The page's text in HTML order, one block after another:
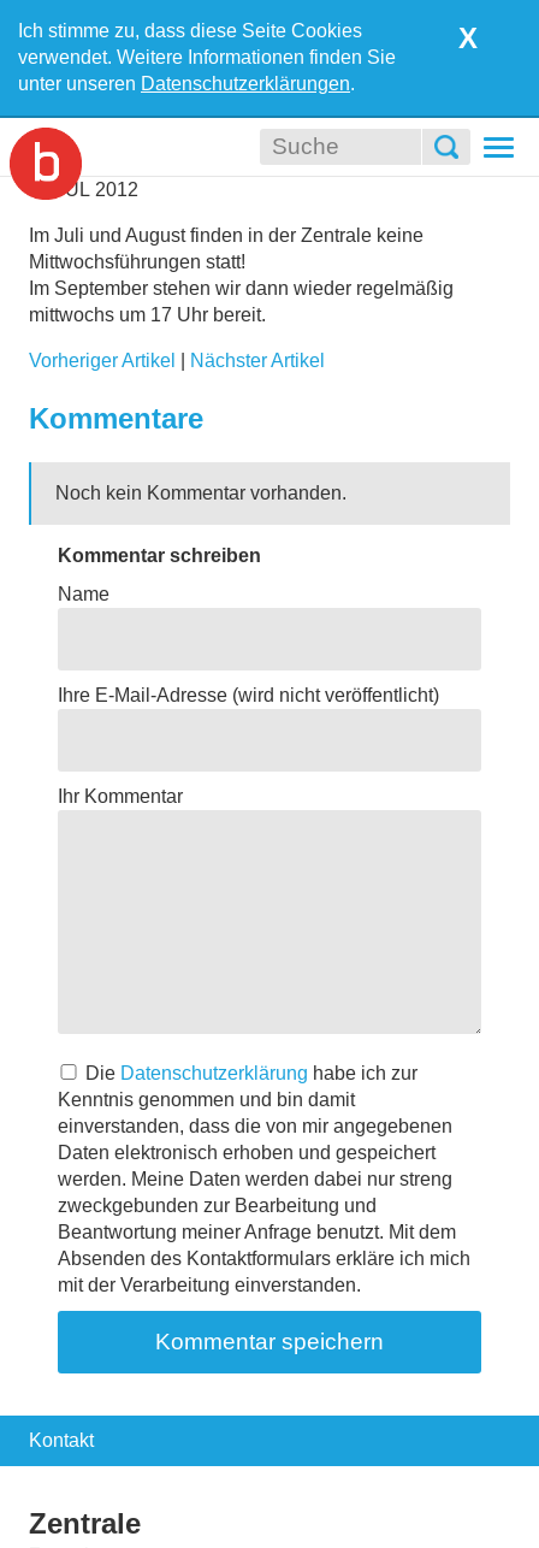
Ich stimme zu, dass diese Seite Cookies
verwendet. Weitere Informationen finden Sie
unter unseren Datenschutzerklärungen.
X
JUL 2012
Im Juli und August finden in der Zentrale keine
Mittwochsführungen statt!
Im September stehen wir dann wieder regelmäßig
mittwochs um 17 Uhr bereit.
Vorheriger Artikel Nächster Artikel
Kommentare
Noch kein Kommentar vorhanden.
Kommentar schreiben
Name
Ihre E-Mail-Adresse (wird nicht veröffentlicht)
Ihr Kommentar
Die Datenschutzerklärung habe ich zur
Kenntnis genommen und bin damit
einverstanden, dass die von mir angegebenen
Daten elektronisch erhoben und gespeichert
werden. Meine Daten werden dabei nur streng
zweckgebunden zur Bearbeitung und
Beantwortung meiner Anfrage benutzt. Mit dem
Absenden des Kontaktformulars erkläre ich mich
mit der Verarbeitung einverstanden.
Kontakt
Zentrale